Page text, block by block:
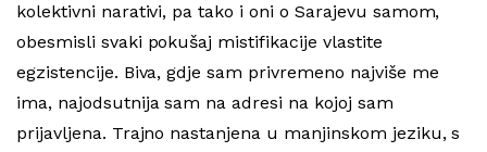
kolektivni narativi, pa tako i oni o Sarajevu samom,
obesmisli svaki pokušaj mistifikacije vlastite
egzistencije. Biva, gdje sam privremeno najviše me
ima, najodsutnija sam na adresi na kojoj sam
prijavljena. Trajno nastanjena u manjinskom jeziku, s